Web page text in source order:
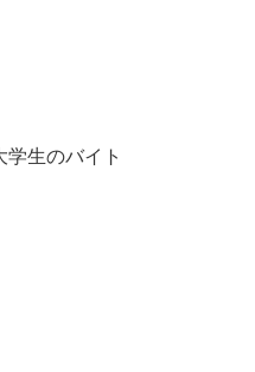
学生のバイト